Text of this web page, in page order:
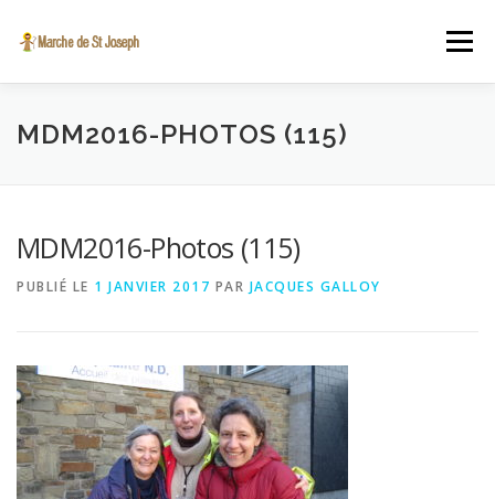
Menu
A PROPOS INSCRIPTION EN LIGNE
SINT-JOZEFSTOCHT.BE
MDM2016-PHOTOS (115)
MDM2016-Photos (115)
PUBLIÉ LE 1 JANVIER 2017 PAR JACQUES GALLOY